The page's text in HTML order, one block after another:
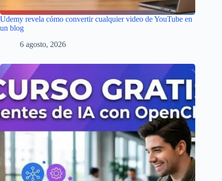
Udemy revela cómo convertir cualquier video de YouTube en
un blog
6 agosto, 2026